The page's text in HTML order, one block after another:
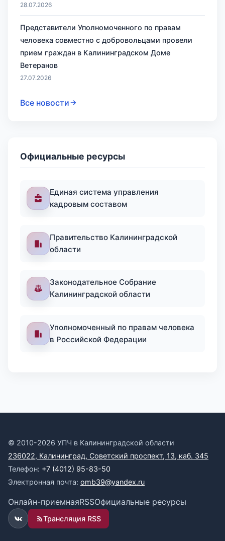
28.07.2026
Представители Уполномоченного по правам
человека совместно с добровольцами провели
прием граждан в Калининградском Доме
Ветеранов
27.07.2026
Все новости
Официальные ресурсы
Единая система управления
кадровым составом
Правительство Калининградской
области
Законодательное Собрание
Калининградской области
Уполномоченный по правам человека
в Российской Федерации
© 2010-2026 УПЧ в Калининградской области
236022, Калининград, Советский проспект, 13, каб. 345
Телефон: +7 (4012) 95-83-50
Электронная почта: omb39@yandex.ru
Онлайн-приемнаяRSSОфициальные ресурсы
ВКонтакте
Трансляция RSS